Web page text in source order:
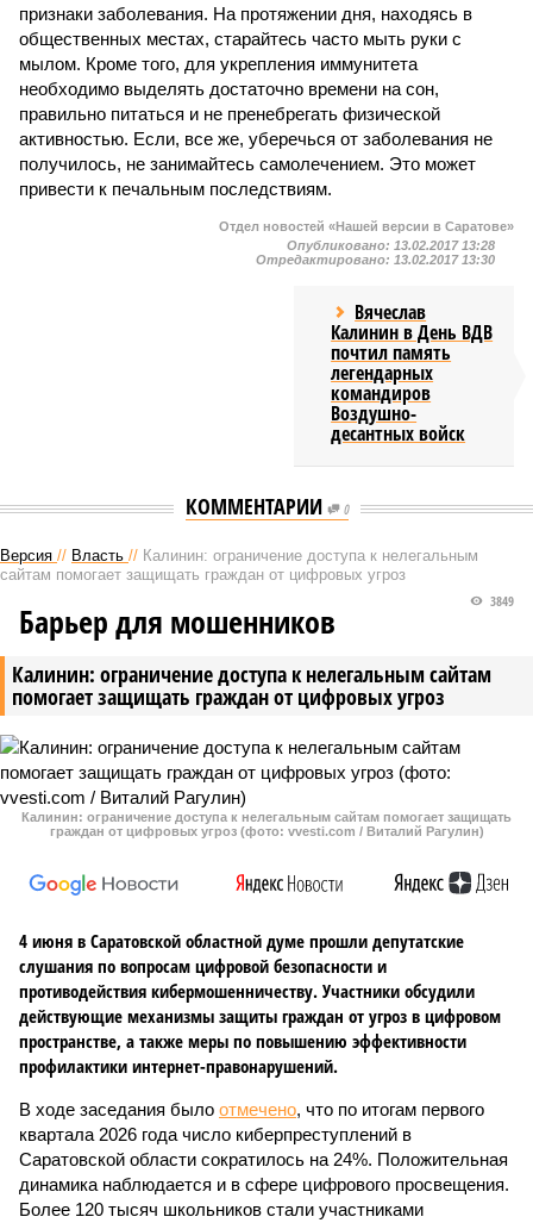
признаки заболевания. На протяжении дня, находясь в
общественных местах, старайтесь часто мыть руки с
мылом. Кроме того, для укрепления иммунитета
необходимо выделять достаточно времени на сон,
правильно питаться и не пренебрегать физической
активностью. Если, все же, уберечься от заболевания не
получилось, не занимайтесь самолечением. Это может
привести к печальным последствиям.
Отдел новостей «Нашей версии в Саратове»
Опубликовано: 13.02.2017 13:28
Отредактировано: 13.02.2017 13:30
Вячеслав
Калинин в День ВДВ
почтил память
легендарных
командиров
Воздушно-
десантных войск
КОММЕНТАРИИ 0
Версия // Власть // Калинин: ограничение доступа к нелегальным
сайтам помогает защищать граждан от цифровых угроз
Калинин: ограничение доступа к нелегальным сайтам
помогает защищать граждан от цифровых угроз
3849
Барьер для мошенников
Калинин: ограничение доступа к нелегальным сайтам помогает защищать
граждан от цифровых угроз (фото: vvesti.com / Виталий Рагулин)
4 июня в Саратовской областной думе прошли депутатские
слушания по вопросам цифровой безопасности и
противодействия кибермошенничеству. Участники обсудили
действующие механизмы защиты граждан от угроз в цифровом
пространстве, а также меры по повышению эффективности
профилактики интернет-правонарушений.
В ходе заседания было отмечено, что по итогам первого
квартала 2026 года число киберпреступлений в
Саратовской области сократилось на 24%. Положительная
динамика наблюдается и в сфере цифрового просвещения.
Более 120 тысяч школьников стали участниками